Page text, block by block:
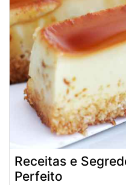
Receitas e
Perfeito